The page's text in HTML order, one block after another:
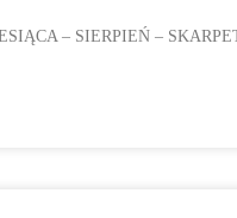
– SIERPIEŃ –